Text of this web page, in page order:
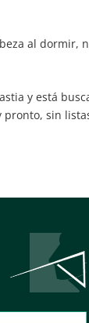
al dormir,
y está
sin